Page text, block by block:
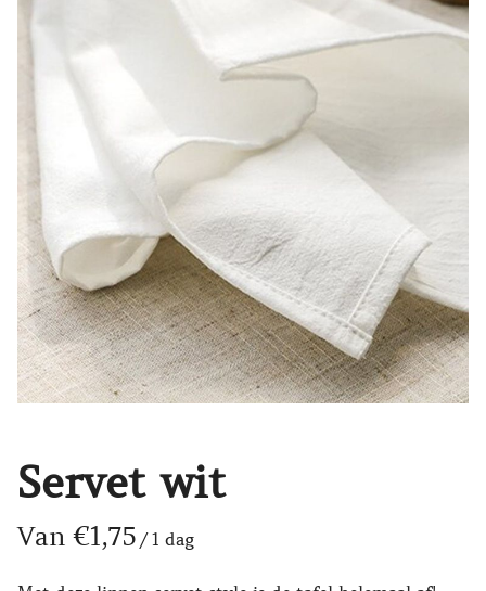
Servet wit
/